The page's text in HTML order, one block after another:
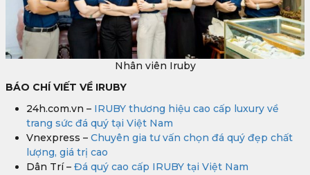
Nhân viên Iruby
BÁO CHÍ VIẾT VỀ IRUBY
24h.com.vn – IRUBY thương hiệu cao cấp luxury về
trang sức đá quý tại Việt Nam
Vnexpress – Chuyên gia tư vấn chọn đá quý đẹp chất
lượng, giá trị cao
Dân Trí – Đá quý cao cấp IRUBY tại Việt Nam